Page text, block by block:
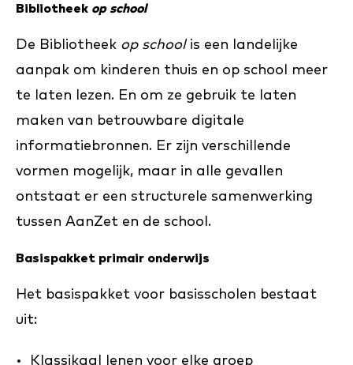
Bibliotheek op school
De Bibliotheek op schoolis een landelijke
aanpak om kinderen thuis en op school meer
te laten lezen. En om ze gebruik te laten
maken van betrouwbare digitale
informatiebronnen. Er zijn verschillende
vormen mogelijk, maar in alle gevallen
ontstaat er een structurele samenwerking
tussen AanZet en de school.
Basispakket primair onderwijs
Het basispakket voor basisscholen bestaat
uit:
• Klassikaal lenen voor elke groep